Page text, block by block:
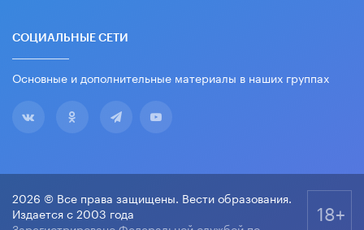
СОЦИАЛЬНЫЕ СЕТИ
Основные и дополнительные материалы в наших группах
2026 © Все права защищены. Вести образования.
Издается с 2003 года
18+